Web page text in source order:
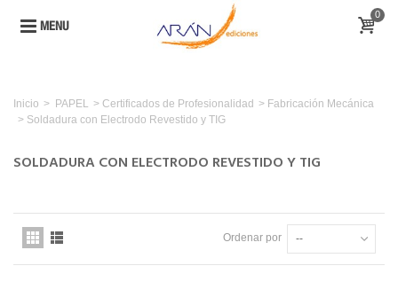
MENU
0
Inicio > PAPEL > Certificados de Profesionalidad > Fabricación Mecánica
> Soldadura con Electrodo Revestido y TIG
SOLDADURA CON ELECTRODO REVESTIDO Y TIG
Ordenar por --